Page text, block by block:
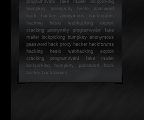
programování fake mailer lockpicking
bumpkey anonymity heslo password
hackhacker anonymous hackforums
hackingheslo webhacking exploit
cracking anonymity programování fake
mailer lockpicking bumpkey anonymous
password hack proxy hacker hackforums
hacking heslo webhacking exploit
cracking programování fake mailer
lockpicking bumpkey password hack
hackerhackforums